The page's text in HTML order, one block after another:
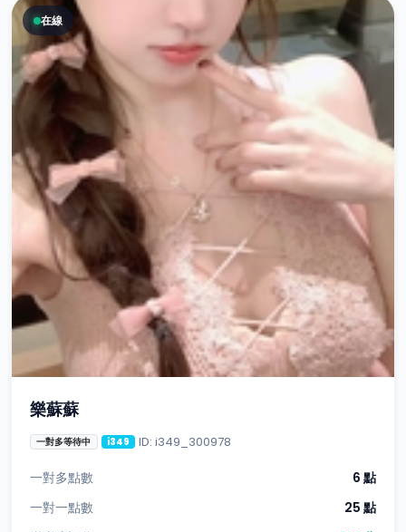
在線
樂蘇蘇
一對多等待中 i349 ID: i349_300978
一對多點數
6 點
一對一點數
25 點